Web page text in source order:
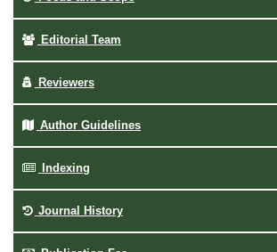
Editorial Team
Reviewers
Author Guidelines
Indexing
Journal History